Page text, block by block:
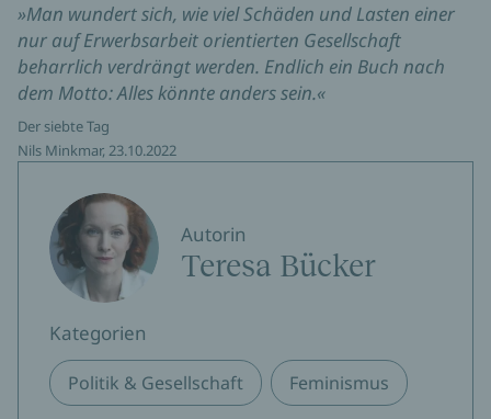
»Man wundert sich, wie viel Schäden und Lasten einer
nur auf Erwerbsarbeit orientierten Gesellschaft
beharrlich verdrängt werden. Endlich ein Buch nach
dem Motto: Alles könnte anders sein.«
Der siebte Tag
Nils Minkmar, 23.10.2022
Autorin
Teresa Bücker
Kategorien
Politik & Gesellschaft Feminismus